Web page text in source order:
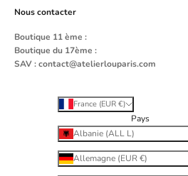
Nous contacter
Boutique 11 ème :
Boutique du 17ème :
SAV :contact@atelierlouparis.com
France (EUR €)
Pays
Albanie (ALL L)
Allemagne (EUR €)